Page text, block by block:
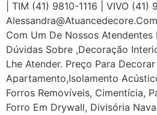
| TIM (41) 9810-1116 | VIVO
Com Um De Nossos Atendentes
Dúvidas Sobre ,Decoração
Lhe Atender. Preço Para
Apartamento,Isolamento
Forros Removíveis, Cimentícia,
Forro Em Drywall, Divisória